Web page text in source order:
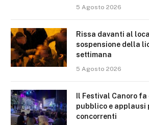
5 Agosto 2026
Rissa davanti al
sospensione della
settimana
5 Agosto 2026
Il Festival Canoro
pubblico e applausi
concorrenti